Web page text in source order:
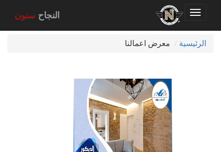
Toggle
navigation
النجاح ستون
الرئيسية معرض اعمالنا